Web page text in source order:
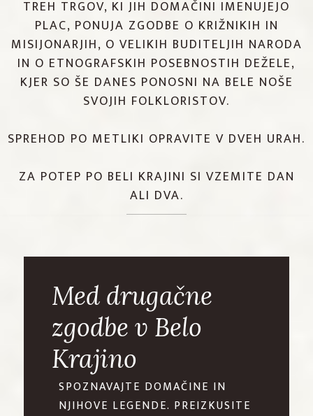
TREH TRGOV, KI JIH DOMAČINI IMENUJEJO
PLAC, PONUJA ZGODBE O KRIŽNIKIH IN
MISIJONARJIH, O VELIKIH BUDITELJIH NARODA
IN O ETNOGRAFSKIH POSEBNOSTIH DEŽELE,
KJER SO ŠE DANES PONOSNI NA BELE NOŠE
SVOJIH FOLKLORISTOV.
SPREHOD PO METLIKI OPRAVITE V DVEH URAH.
ZA POTEP PO BELI KRAJINI SI VZEMITE DAN
ALI DVA.
Med drugačne
zgodbe v Belo
Krajino
SPOZNAVAJTE DOMAČINE IN
NJIHOVE LEGENDE. PREIZKUSITE